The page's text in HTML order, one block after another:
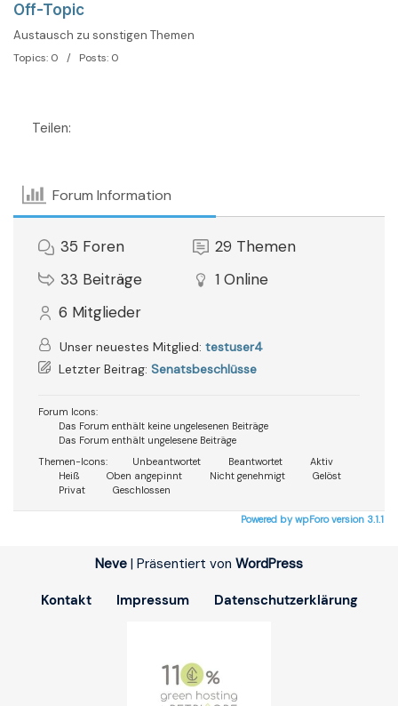
Off-Topic
Austausch zu sonstigen Themen
Topics: 0 / Posts: 0
Teilen:
Forum Information
35 Foren 29 Themen
33 Beiträge 1 Online
6 Mitglieder
Unser neuestes Mitglied: testuser4
Letzter Beitrag: Senatsbeschlüsse
Forum Icons:
Das Forum enthält keine ungelesenen Beiträge
Das Forum enthält ungelesene Beiträge
Themen-Icons:
Unbeantwortet Beantwortet
Aktiv
Heiß
Oben angepinnt Nicht genehmigt
Gelöst
Privat
Geschlossen
Powered by wpForo version 3.1.1
Neve | Präsentiert von WordPress
Kontakt Impressum Datenschutzerklärung